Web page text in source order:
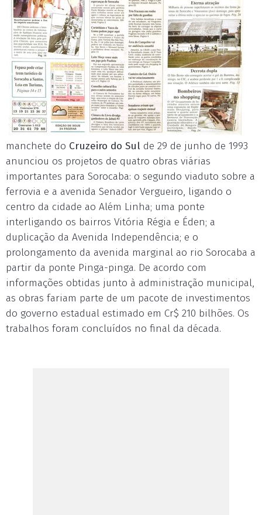
manchete do Cruzeiro do Sul de 29 de junho de 1993
anunciou os projetos de quatro obras viárias
importantes para Sorocaba: o segundo viaduto sobre a
ferrovia e a avenida Senador Vergueiro, ligando o
centro da cidade ao Além Linha; uma ponte
interligando os bairros Vitória Régia e Éden; a
duplicação da Avenida Independência; e o
prolongamento da avenida marginal ao rio Sorocaba a
partir da ponte Pinga-pinga. De acordo com
informações obtidas junto à administração municipal,
as obras fariam parte de um pacote de investimentos
do governo estadual estimado em Cr$ 210 bilhões. Os
trabalhos foram concluídos no final da década.